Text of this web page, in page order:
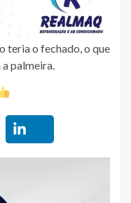
teria o fechado, o que
palmeira.